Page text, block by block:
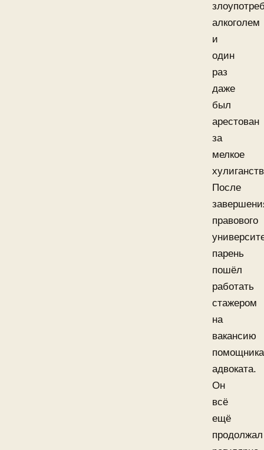
алкоголем
и
один
раз
даже
был
арестован
за
мелкое
После
правового
парень
пошёл
работать
стажером
на
вакансию
помощника
адвоката.
Он
всё
ещё
продолжал